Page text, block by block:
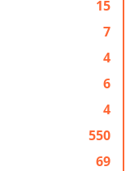
15
7
4
6
4
550
69